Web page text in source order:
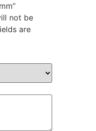
not be
are